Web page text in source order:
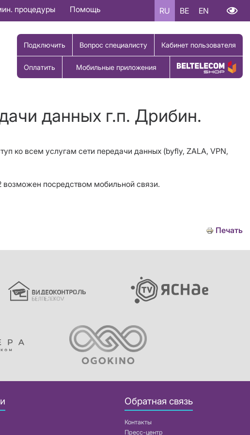
процедуры Помощь RU BE EN
Подключить Вопрос специалисту Кабинет пользователя
Оплатить Мобильные приложения Купить товар
данных г.п. Дрибин.
ко всем услугам сети передачи данных (byfly, ZALA, VPN,
возможен посредством мобильной связи.
Печать
Обратная связь
Контакты
Пресс-центр